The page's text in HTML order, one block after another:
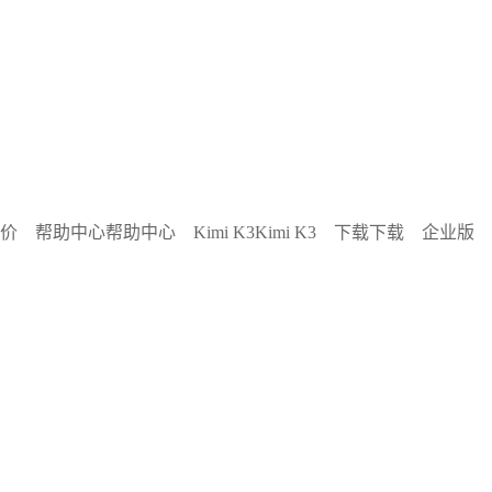
帮助中心帮助中心 Kimi K3Kimi K3 下载下载 企业版